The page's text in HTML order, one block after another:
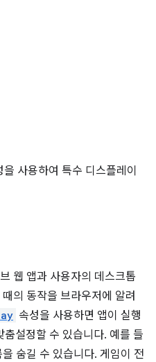
사용하여 특수 디스플레이
웹 앱과 사용자의 데스크톱
의 동작을 브라우저에 알려
속성을 사용하면 앱이 실행
설정할 수 있습니다. 예를 들
숨길 수 있습니다. 게임이 전